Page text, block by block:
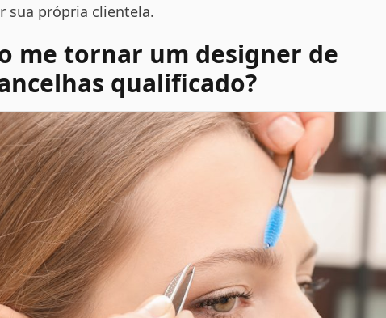
sua própria clientela.
me tornar um designer de
qualificado?